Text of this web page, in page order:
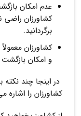
عدم امکان
کشاورزان راضی
برگردانید.
کشاورزان
و امکان
در اینجا چند
کشاورزان را اشاره